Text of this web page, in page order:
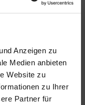
Anzeigen zu
Medien anbieten
Website zu
zu Ihrer
Partner für